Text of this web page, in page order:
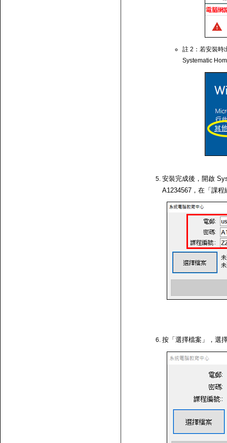
註 2：若安裝時
Systematic
安裝完成後，開啟
A1234567，在「課
按「選擇檔案」，選